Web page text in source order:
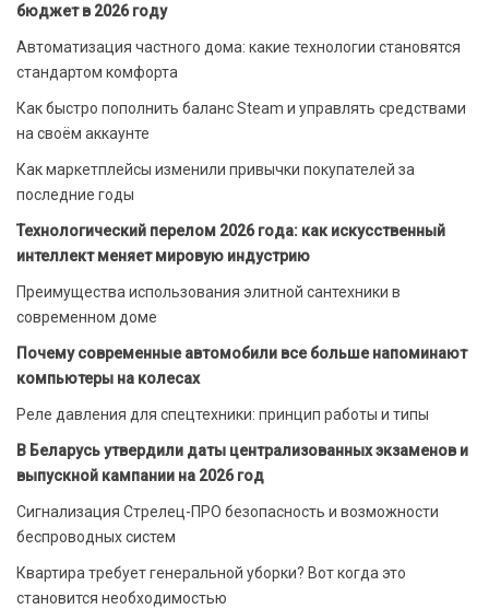
бюджет в 2026 году
Автоматизация частного дома: какие технологии становятся
стандартом комфорта
Как быстро пополнить баланс Steam и управлять средствами
на своём аккаунте
Как маркетплейсы изменили привычки покупателей за
последние годы
Технологический перелом 2026 года: как искусственный
интеллект меняет мировую индустрию
Преимущества использования элитной сантехники в
современном доме
Почему современные автомобили все больше напоминают
компьютеры на колесах
Реле давления для спецтехники: принцип работы и типы
В Беларусь утвердили даты централизованных экзаменов и
выпускной кампании на 2026 год
Сигнализация Стрелец-ПРО безопасность и возможности
беспроводных систем
Квартира требует генеральной уборки? Вот когда это
становится необходимостью